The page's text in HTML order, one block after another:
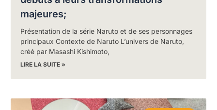
majeures;
Présentation de la série Naruto et de ses personnages
principaux Contexte de Naruto L’univers de Naruto,
créé par Masashi Kishimoto,
LIRE LA SUITE »